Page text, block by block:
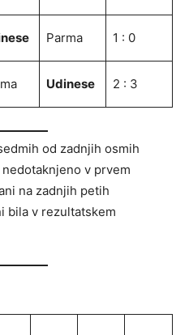
Parma 1 : 0
Udinese 2 : 3
od zadnjih osmih
v prvem
na zadnjih petih
bila v rezultatskem